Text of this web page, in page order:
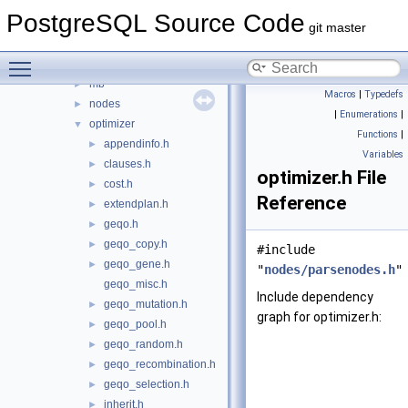
PostgreSQL Source Code git master
► jit
► mb
► nodes
▼ optimizer
► appendinfo.h
► clauses.h
► cost.h
► extendplan.h
► geqo.h
► geqo_copy.h
►
geqo_gene.h
geqo_misc.h
► geqo_mutation.h
► geqo_pool.h
► geqo_random.h
► geqo_recombination.h
► geqo_selection.h
► inherit.h
Macros | Typedefs
| Enumerations |
Functions |
Variables
optimizer.h File
Reference
#include
"nodes/parsenodes.h"
Include dependency
graph for optimizer.h: